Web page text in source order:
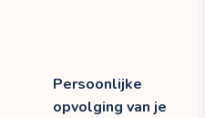
Persoonlijke
opvolging van je